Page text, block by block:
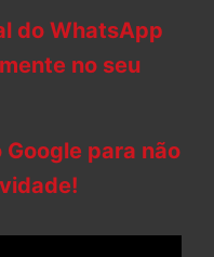
do WhatsApp
no seu
para não